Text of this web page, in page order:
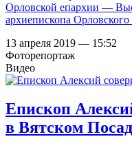
Орловской епархии —
архиепископа
13 апреля 2019 — 15:52
Фоторепортаж
Видео
Епископ
в Вятском